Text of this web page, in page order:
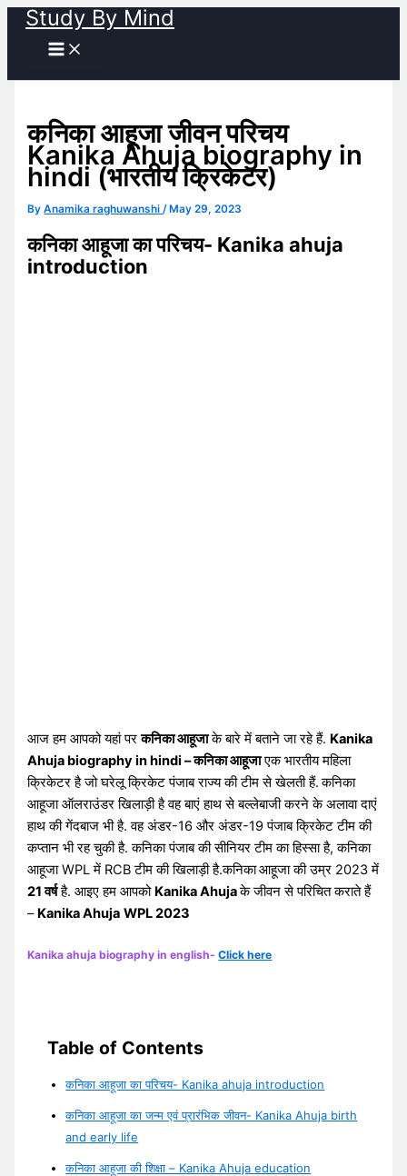
Skip
content
Study By Mind
कनिका आहूजा जीवन परिचय
Kanika Ahuja biography in
hindi (भारतीय क्रिकेटर)
ByAnamika raghuwanshi/ May 29, 2023
कनिका आहूजा का परिचय- Kanika ahuja
introduction
आज हम आपको यहां परकनिका आहूजाके बारे में बताने जा रहे हैं. Kanika
Ahuja biography in hindi – कनिका आहूजाएक भारतीय महिला
क्रिकेटर है जो घरेलू क्रिकेट पंजाब राज्य की टीम से खेलती हैं. कनिका
आहूजा ऑलराउंडर खिलाड़ी है वह बाएं हाथ से बल्लेबाजी करने के अलावा दाएं
हाथ की गेंदबाज भी है. वह अंडर-16 और अंडर-19 पंजाब क्रिकेट टीम की
कप्तान भी रह चुकी है. कनिका पंजाब की सीनियर टीम का हिस्सा है, कनिका
आहूजा WPL में RCB टीम की खिलाड़ी है.कनिकाआहूजा की उम्र 2023 में
21 वर्षहै. आइए हम आपको Kanika Ahujaके जीवन से परिचित कराते हैं
– Kanika Ahuja WPL 2023
Kanika ahuja biography in english-Click here
Table of Contents
कनिका आहूजा का परिचय- Kanika ahuja introduction
कनिका आहूजा का जन्म एवं प्रारंभिक जीवन- Kanika Ahuja birth
and early life
कनिका आहूजा की शिक्षा – Kanika Ahuja education